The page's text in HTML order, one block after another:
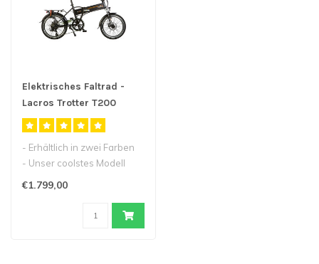
Elektrisches Faltrad -
Lacros Trotter T200
- Erhältlich in zwei Farben
- Unser coolstes Modell
€1.799,00